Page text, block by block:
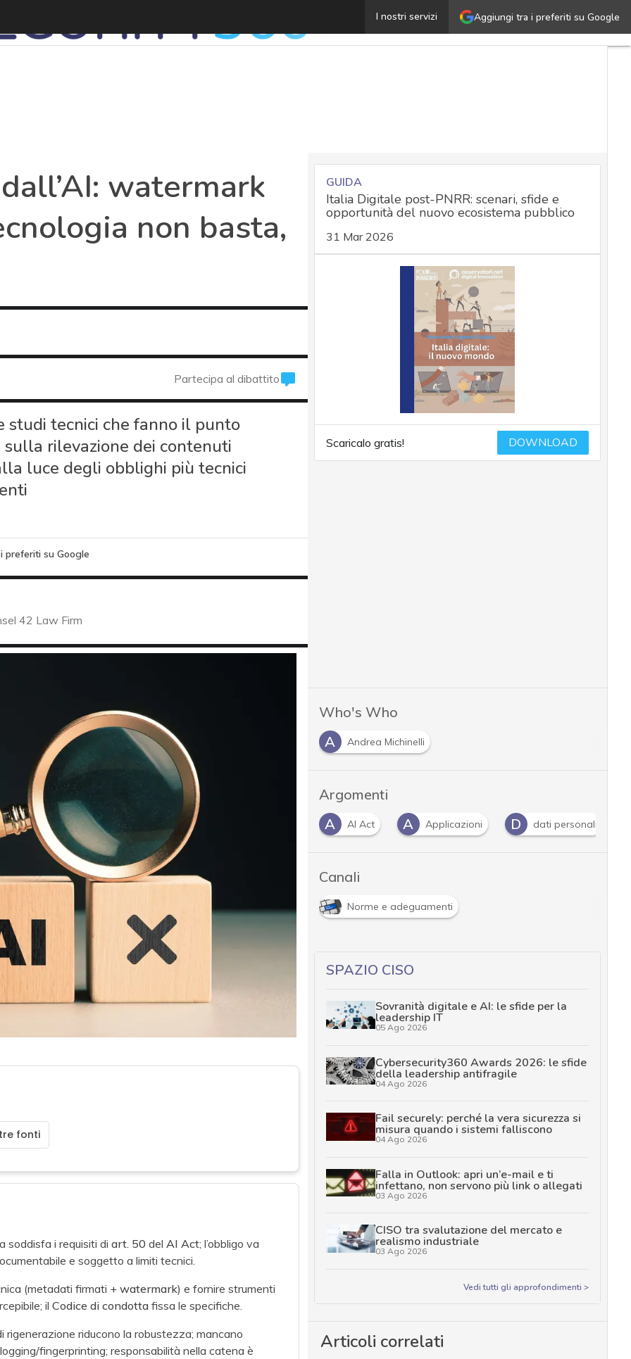
Aggiungi tra i preferiti su Google
I nostri servizi
Contenuti generati dall’AI: watermark obbligatori ma
watermark
non basta,
Partecipa al dibattito
studi tecnici che fanno il punto
rilevazione dei contenuti
luce degli obblighi più tecnici
preferiti su Google
42 Law Firm
fonti
soddisfa i requisiti di art. 50del AI Act; l’obbligo va
e soggetto a limiti tecnici.
(metadati firmati +watermark) e fornire strumenti
il Codice di condottafissa le specifiche.
riducono la robustezza; mancano
fingerprinting; responsabilità nella catena è
GUIDA
Italia Digitale post-PNRR: scenari, sfide e
opportunità del nuovo ecosistema pubblico
31 Mar 2026
Scaricalo gratis! DOWNLOAD
Who's Who
A
Andrea Michinelli
Argomenti
A AI Act A Applicazioni D dati personali
Canali
Norme e adeguamenti
SPAZIO CISO
Sovranità digitale e AI: le sfide per la
leadership IT
05 Ago 2026
Cybersecurity360 Awards 2026: le sfide
della leadership antifragile
04 Ago 2026
Fail securely: perché la vera sicurezza si
misura quando i sistemi falliscono
04 Ago 2026
Falla in Outlook: apri un’e-mail e ti
infettano, non servono più link o allegati
03 Ago 2026
CISO tra svalutazione del mercato e
realismo industriale
03 Ago 2026
Vedi tutti gli approfondimenti >
Articoli correlati